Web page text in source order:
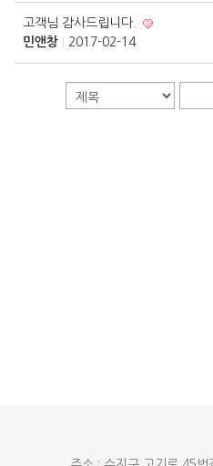
고객님 감사드립니다.
민앤창
2017-02-14